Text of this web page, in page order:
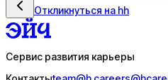
Откликнуться на hh
Сервис развития карьеры